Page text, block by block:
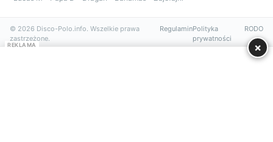
© 2026 Disco-Polo.info. Wszelkie prawa
zastrzeżone.
RegulaminPolityka
prywatności
RODO
REKLAMA ×